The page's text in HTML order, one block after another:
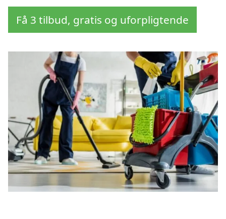
Få 3 tilbud, gratis og uforpligtende